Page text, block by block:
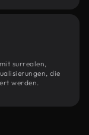
surrealen,
die
werden.